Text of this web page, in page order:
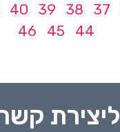
37
38
39
40
44
45
46
ליצירת